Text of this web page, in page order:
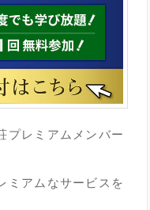
プレミアムメンバー
ミアムなサービスを